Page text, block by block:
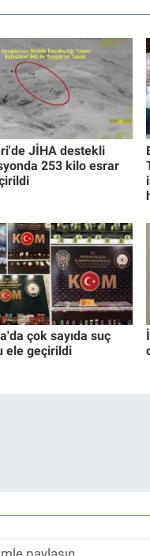
JİHA destekli
253 kilo esrar
çok sayıda suç
ele geçirildi